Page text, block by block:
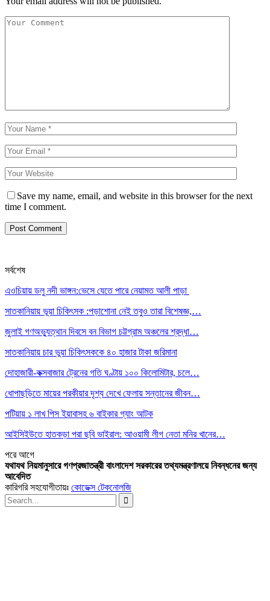
Save my name, email, and website in this browser for the next
time I comment.
সর্বশেষ
এওচিয়ায় ডলু নদী ভাঙ্গন:ভেসে যেতে পারে নেয়ামত আলী পাড়া
সাতকানিয়ায় ভূয়া চিকিৎসক :পড়াশোনা নেই তবুও তারা বিশেষজ্ঞ,…
জুলাই গণঅভ্যুত্থান দিবসে বন বিভাগ চট্টগ্রাম অঞ্চলের শ্রদ্ধা…
সাতকানিয়ায় চার ভুয়া চিকিৎসককে ৪০ হাজার টাকা জরিমানা
দোহাজারী-কক্সবাজার ট্রেনের গতি ঘণ্টায় ১০০ কিলোমিটার, চলে…
ধোপাছড়িতে মায়ের পরকীয়ার দৃশ্য দেখে ফেলায় সন্তানের জীবন…
পটিয়ায় ১ লাখ পিস ইয়াবাসহ ৬ বাইকার গ্যাং আটক
আইসিইউতে হাতকড়া পরা ছবি ভাইরাল: আওয়ামী লীগ নেতা মনির খানের…
পরেআগে
যথাযথ নিয়মানুসারে গণপ্রজাতন্ত্রী বাংলাদেশ সরকারের তথ্যমন্ত্রণালয়ে নিবন্ধনের জন্য
আবেদিত
কারিগরি সহযোগীতায়ঃ কোডেক্স টেকনোলজি